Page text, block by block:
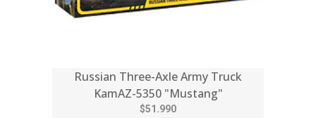
Russian Three-Axle Army Truck
KamAZ-5350 "Mustang"
$51.990